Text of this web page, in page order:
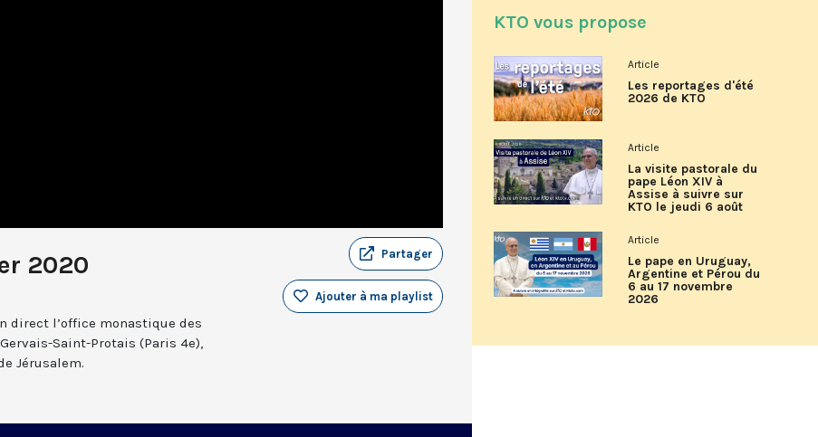
2020 Partager
Ajouter à ma playlist
direct l’office monastique des
Saint-Protais (Paris 4e),
Jérusalem.
KTO vous propose
Article
Les reportages d'été
2026 de KTO
Article
La visite pastorale du
pape Léon XIV à
Assise à suivre sur
KTO le jeudi 6 août
Article
Le pape en Uruguay,
Argentine et Pérou du
6 au 17 novembre
2026